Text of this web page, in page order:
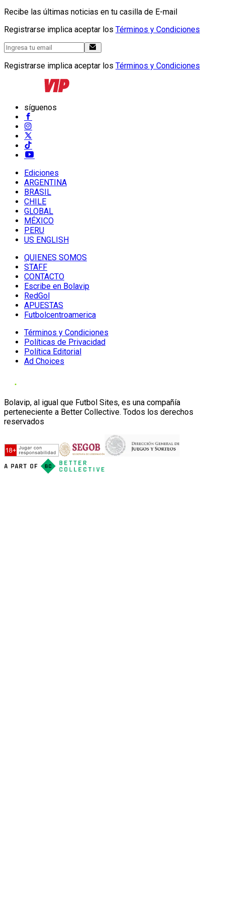
Recibe las últimas noticias en tu casilla de E-mail
Registrarse implica aceptar los Términos y Condiciones
Registrarse implica aceptar los Términos y Condiciones
síguenos
Ediciones
ARGENTINA
BRASIL
CHILE
GLOBAL
MÉXICO
PERU
US ENGLISH
QUIENES SOMOS
STAFF
CONTACTO
Escribe en Bolavip
RedGol
APUESTAS
Futbolcentroamerica
Términos y Condiciones
Políticas de Privacidad
Política Editorial
Ad Choices
Bolavip, al igual que Futbol Sites, es una compañía
perteneciente a Better Collective. Todos los derechos
reservados